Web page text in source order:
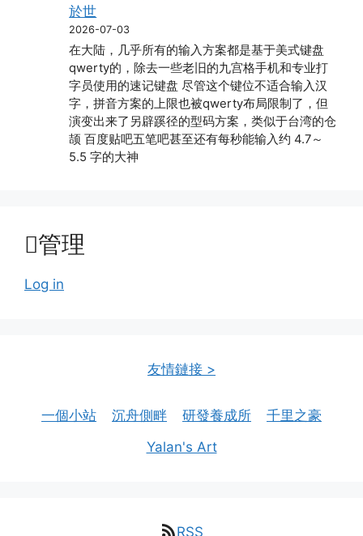
於世
2026-07-03
在大陆，几乎所有的输入方案都是基于美式键盘
qwerty的，除去一些老旧的九宫格手机和专业打
字员使用的速记键盘 尽管这个键位不适合输入汉
字，拼音方案的上限也被qwerty布局限制了，但
演变出来了另辟蹊径的型码方案，类似于台湾的仓
颉 百度贴吧五笔吧甚至还有每秒能输入约 4.7～
5.5 字的大神
管理
Log in
友情鏈接 >
一個小站 沉舟側畔 研發養成所
千里之豪
Yalan's Art
RSS